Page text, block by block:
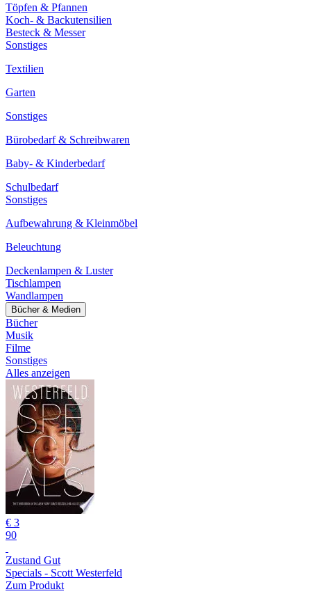
Töpfen & Pfannen
Koch- & Backutensilien
Besteck & Messer
Sonstiges
Textilien
Garten
Sonstiges
Bürobedarf & Schreibwaren
Baby- & Kinderbedarf
Schulbedarf
Sonstiges
Aufbewahrung & Kleinmöbel
Beleuchtung
Deckenlampen & Luster
Tischlampen
Wandlampen
Bücher & Medien
Bücher
Musik
Filme
Sonstiges
Alles anzeigen
€ 3
90
Zustand Gut
Specials - Scott Westerfeld
Zum Produkt